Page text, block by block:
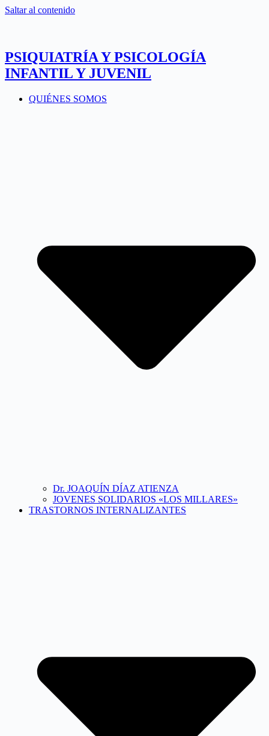
Saltar al contenido
PSIQUIATRÍA Y PSICOLOGÍA
INFANTIL Y JUVENIL
QUIÉNES SOMOS
Dr. JOAQUÍN DÍAZ ATIENZA
JOVENES SOLIDARIOS «LOS MILLARES»
TRASTORNOS INTERNALIZANTES